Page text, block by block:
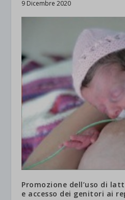
9 Dicembre 2020
Promozione dell’uso di
e accesso dei genitori ai